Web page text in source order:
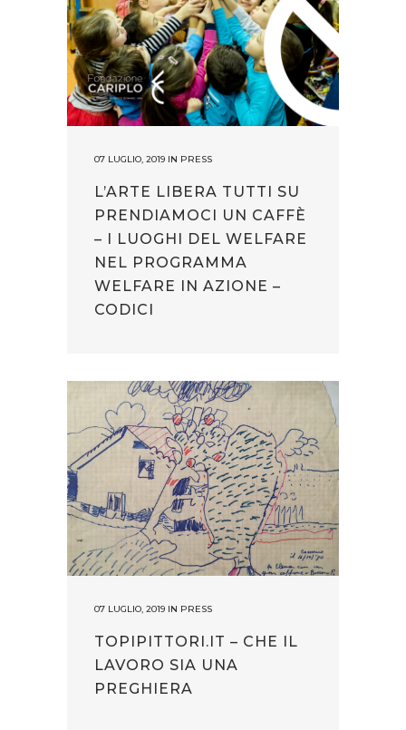
07 LUGLIO, 2019 IN PRESS
L’ARTE LIBERA TUTTI SU
PRENDIAMOCI UN CAFFÈ
– I LUOGHI DEL WELFARE
NEL PROGRAMMA
WELFARE IN AZIONE –
CODICI
07 LUGLIO, 2019 IN PRESS
TOPIPITTORI.IT – CHE IL
LAVORO SIA UNA
PREGHIERA